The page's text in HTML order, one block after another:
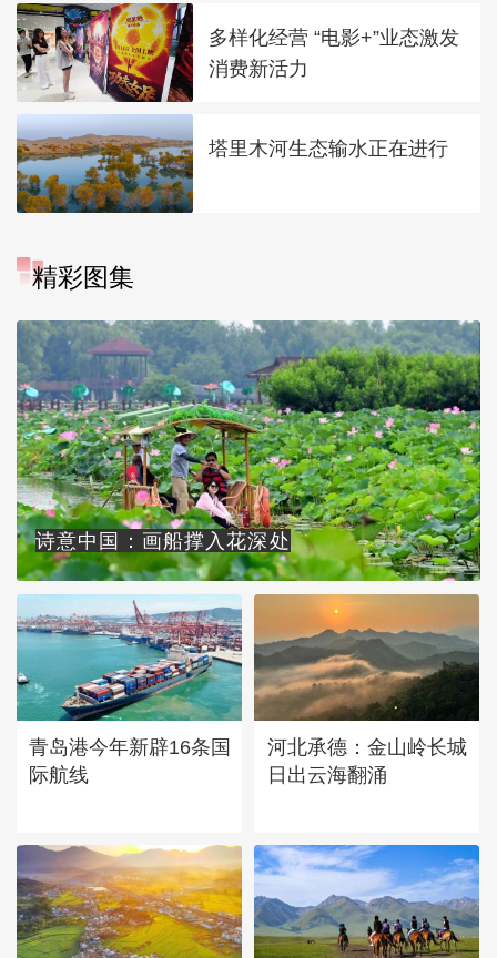
多样化经营 “电影+”业态激发
消费新活力
塔里木河生态输水正在进行
精彩图集
诗意中国：画船撑入花深处
青岛港今年新辟16条国
际航线
河北承德：金山岭长城
日出云海翻涌